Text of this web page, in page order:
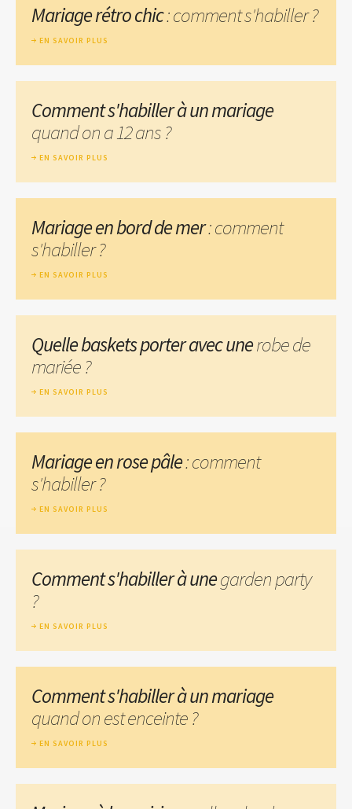
Mariage rétro chic: comment s'habiller ?
EN SAVOIR PLUS
Comment s'habiller à un mariage
quand on a 12 ans ?
EN SAVOIR PLUS
Mariage en bord de mer: comment
s'habiller ?
EN SAVOIR PLUS
Quelle baskets porter avec unerobe de
mariée ?
EN SAVOIR PLUS
Mariage en rose pâle: comment
s'habiller ?
EN SAVOIR PLUS
Comment s'habiller à unegarden party
?
EN SAVOIR PLUS
Comment s'habiller à un mariage
quand on est enceinte ?
EN SAVOIR PLUS